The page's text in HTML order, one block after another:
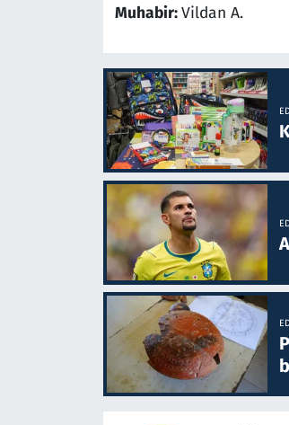
Muhabir:Vildan A.